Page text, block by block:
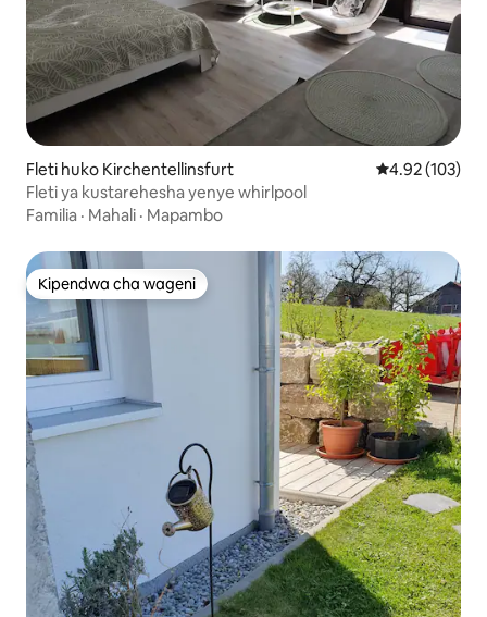
Fleti huko Kirchentellinsfurt Ukadiriaji wa
4.92 (103)
Fleti ya kustarehesha yenye whirlpool
Familia · Mahali · Mapambo
Kipendwa cha wageni
Kipendwa cha wageni